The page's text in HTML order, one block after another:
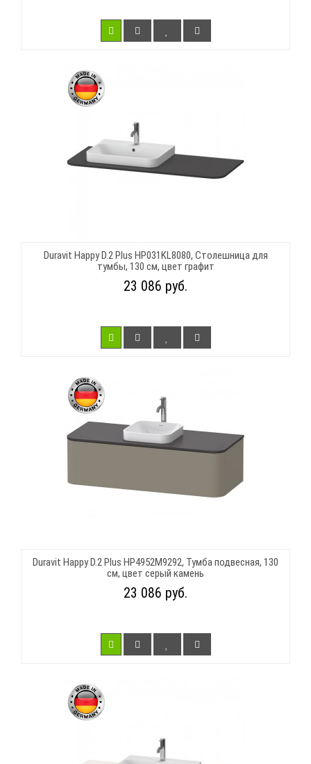
Duravit Happy D.2 Plus HP031KL8080, Столешница для
тумбы, 130 см, цвет графит
23 086 руб.
Duravit Happy D.2 Plus HP4952M9292, Тумба подвесная, 130
см, цвет серый камень
23 086 руб.